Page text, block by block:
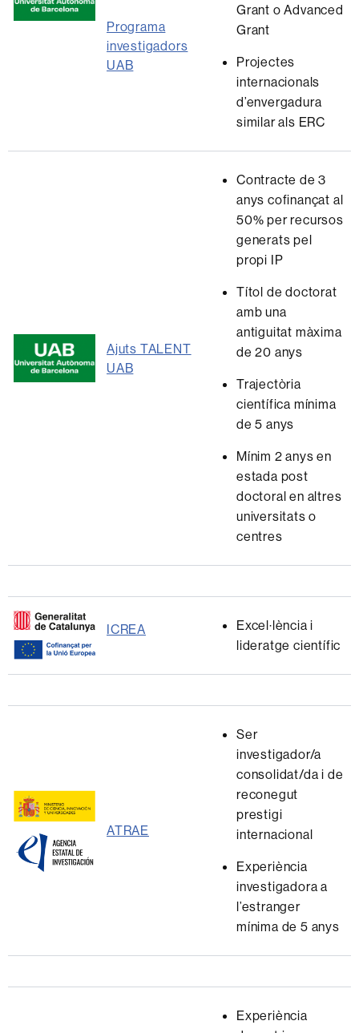
Programa
investigadors
UAB
Grant o Advanced
Grant
Projectes
internacionals
d’envergadura
similar als ERC
Ajuts TALENT
UAB
Contracte de 3
anys cofinançat al
50% per recursos
generats pel
propi IP
Títol de doctorat
amb una
antiguitat màxima
de 20 anys
Trajectòria
científica mínima
de 5 anys
Mínim 2 anys en
estada post
doctoral en altres
universitats o
centres
ICREA
Excel·lència i
lideratge científic
ATRAE
Ser
investigador/a
consolidat/da i de
reconegut
prestigi
internacional
Experiència
investigadora a
l’estranger
mínima de 5 anys
Experiència